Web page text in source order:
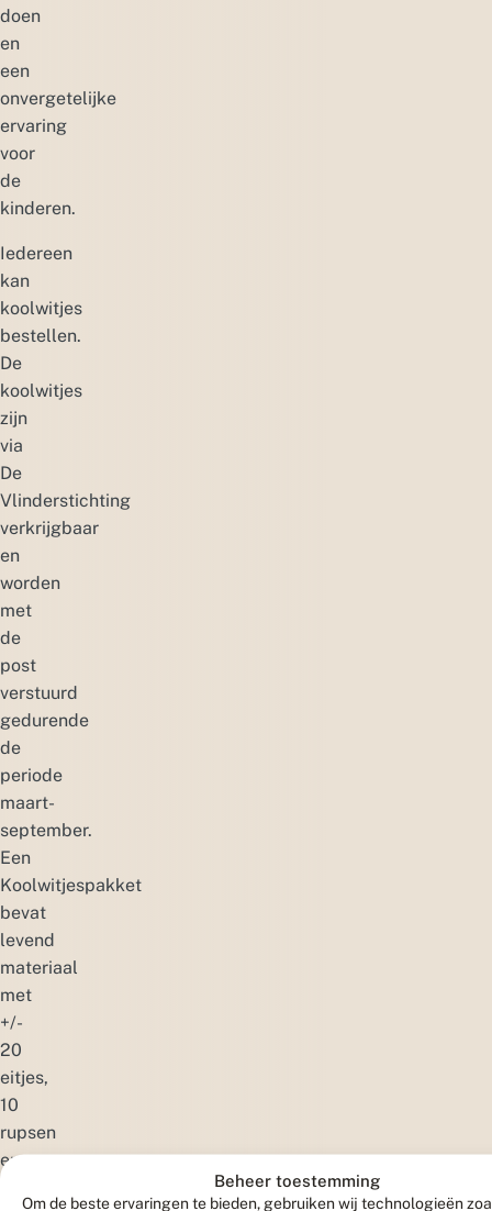
Beheer toestemming
Om de beste ervaringen te bieden, gebruiken wij technologieën
doen
en
een
onvergetelijke
ervaring
voor
de
kinderen.
Iedereen
kan
koolwitjes
bestellen.
De
koolwitjes
zijn
via
De
Vlinderstichting
verkrijgbaar
en
worden
met
de
post
verstuurd
gedurende
de
periode
maart-
september.
Een
Koolwitjespakket
bevat
levend
materiaal
met
+/-
20
eitjes,
10
rupsen
en